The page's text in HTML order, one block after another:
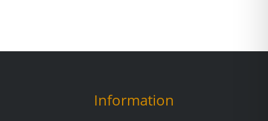
Information